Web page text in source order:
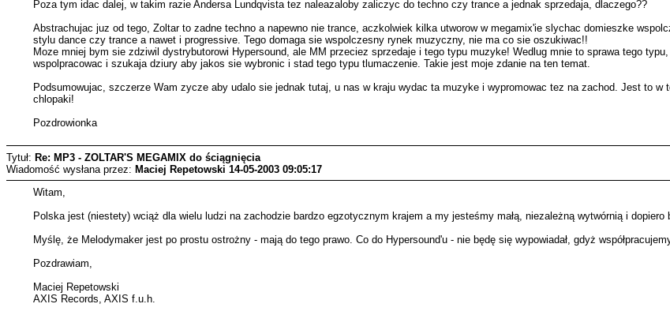
Poza tym idac dalej, w takim razie Andersa Lundqvista tez naleazaloby zaliczyc do techno czy trance a jednak sprzedaja, dlaczego??
Abstrachujac juz od tego, Zoltar to zadne techno a napewno nie trance, aczkolwiek kilka utworow w megamix'ie slychac domieszke
stylu dance czy trance a nawet i progressive. Tego domaga sie wspolczesny rynek muzyczny, nie ma co sie oszukiwac!!
Moze mniej bym sie zdziwil dystrybutorowi Hypersound, ale MM przeciez sprzedaje i tego typu muzyke! Wedlug mnie to sprawa tego
wspolpracowac i szukaja dziury aby jakos sie wybronic i stad tego typu tlumaczenie. Takie jest moje zdanie na ten temat.
Podsumowujac, szczerze Wam zycze aby udalo sie jednak tutaj, u nas w kraju wydac ta muzyke i wypromowac tez na zachod. Jest to w
chlopaki!
Pozdrowionka
Tytuł: Re: MP3 - ZOLTAR'S MEGAMIX do ściągnięcia
Wiadomość wysłana przez: Maciej Repetowski 14-05-2003 09:05:17
Witam,
Polska jest (niestety) wciąż dla wielu ludzi na zachodzie bardzo egzotycznym krajem a my jesteśmy małą, niezależną wytwórnią i dopiero
Myślę, że Melodymaker jest po prostu ostrożny - mają do tego prawo. Co do Hypersound'u - nie będę się wypowiadał, gdyż
Pozdrawiam,
Maciej Repetowski
AXIS Records, AXIS f.u.h.